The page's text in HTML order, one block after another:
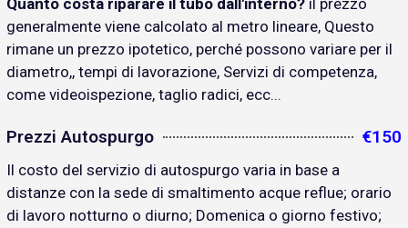
Quanto costa riparare il tubo dall'interno? il prezzo
generalmente viene calcolato al metro lineare, Questo
rimane un prezzo ipotetico, perché possono variare per il
diametro,, tempi di lavorazione, Servizi di competenza,
come videoispezione, taglio radici, ecc...
Prezzi Autospurgo €150
Il costo del servizio di autospurgo varia in base a
distanze con la sede di smaltimento acque reflue; orario
di lavoro notturno o diurno; Domenica o giorno festivo;